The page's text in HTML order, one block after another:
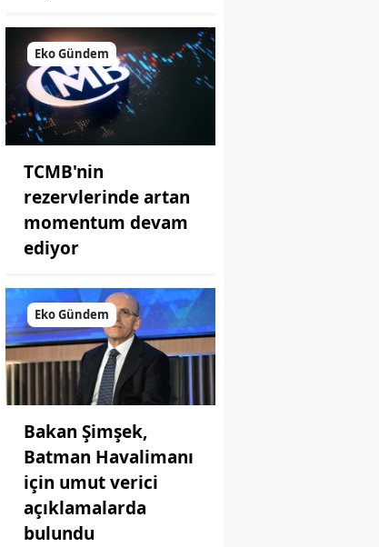
Eko Gündem
TCMB'nin
rezervlerinde artan
momentum devam
ediyor
Eko Gündem
Bakan Şimşek,
Batman Havalimanı
için umut verici
açıklamalarda
bulundu